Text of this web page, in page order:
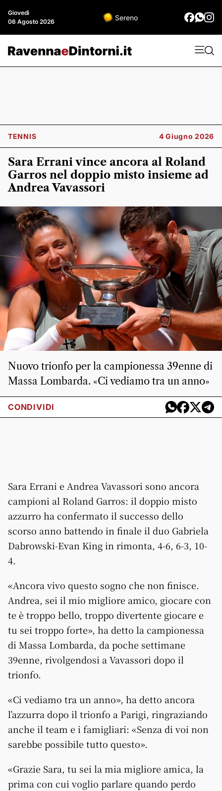
Giovedì
06 Agosto 2026
Sereno
TENNIS 4 Giugno 2026
Sara Errani vince ancora al Roland
Garros nel doppio misto insieme ad
Andrea Vavassori
Nuovo trionfo per la campionessa 39enne di
Massa Lombarda. «Ci vediamo tra un anno»
CONDIVIDI
Sara Errani e Andrea Vavassori sono ancora
campioni al Roland Garros: il doppio misto
azzurro ha confermato il successo dello
scorso anno battendo in finale il duo Gabriela
Dabrowski-Evan King in rimonta, 4-6, 6-3, 10-
4.
«Ancora vivo questo sogno che non finisce.
Andrea, sei il mio migliore amico, giocare con
te è troppo bello, troppo divertente giocare e
tu sei troppo forte», ha detto la campionessa
di Massa Lombarda, da poche settimane
39enne, rivolgendosi a Vavassori dopo il
trionfo.
«Ci vediamo tra un anno», ha detto ancora
l’azzurra dopo il trionfo a Parigi, ringraziando
anche il team e i famigliari: «Senza di voi non
sarebbe possibile tutto questo».
«Grazie Sara, tu sei la mia migliore amica, la
prima con cui voglio parlare quando perdo